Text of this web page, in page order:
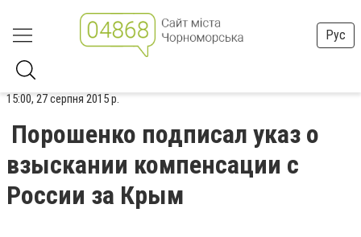
Рус
15:00, 27 серпня 2015 р.
Порошенко подписал указ о
взыскании компенсации с
России за Крым